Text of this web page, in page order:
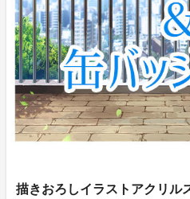
描きおろしイラストアクリル